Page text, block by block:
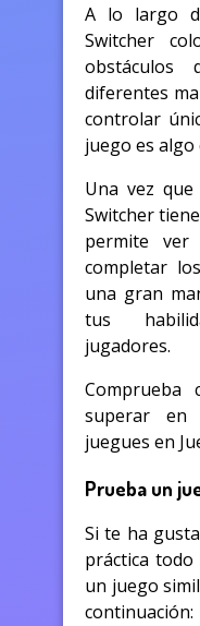
A lo largo
Switcher
obstáculos
diferentes
controlar
juego es algo
Una vez
Switcher
permite
completar
una gran
tus
jugadores.
Comprueba
superar en
juegues en
Prueba un
Si te ha
práctica
un juego
continuación: